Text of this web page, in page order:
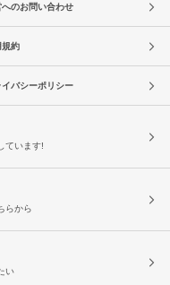
へのお問い合わせ
規約
イバシーポリシー
ています!
らから
い